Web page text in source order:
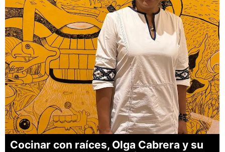
Cocinar con raíces, Olga Cabrera y su